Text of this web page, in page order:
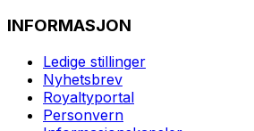
INFORMASJON
Ledige stillinger
Nyhetsbrev
Royaltyportal
Personvern